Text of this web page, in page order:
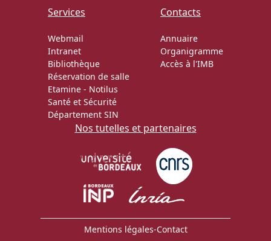
Services
Webmail
Intranet
Bibliothèque
Réservation de salle
Etamine - Notilus
Santé et Sécurité
Département SIN
Contacts
Annuaire
Organigramme
Accès à l'IMB
Nos tutelles et partenaires
Mentions légales-Contact